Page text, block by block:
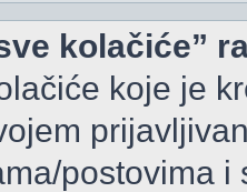
kolačiće”
koje je
postovima i